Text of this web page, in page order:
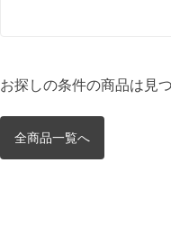
お探しの条件の商品は見
全商品一覧へ